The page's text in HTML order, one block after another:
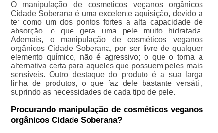
O manipulação de cosméticos veganos orgânicos
Cidade Soberana é uma excelente aquisição, devido a
ter como um dos pontos fortes a alta capacidade de
absorção, o que gera uma pele muito hidratada.
Ademais, o manipulação de cosméticos veganos
orgânicos Cidade Soberana, por ser livre de qualquer
elemento químico, não é agressivo; o que o torna a
alternativa certa para aqueles que possuem peles mais
sensíveis. Outro destaque do produto é a sua larga
linha de produtos, o que faz dele bastante versátil,
suprindo as necessidades de cada tipo de pele.
Procurando manipulação de cosméticos veganos
orgânicos Cidade Soberana?